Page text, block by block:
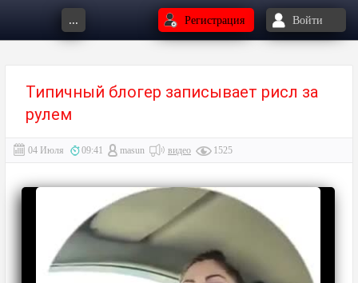
... Регистрация Войти
Типичный блогер записывает рисл за
рулем
04 Июля 09:41 masun видео 1525